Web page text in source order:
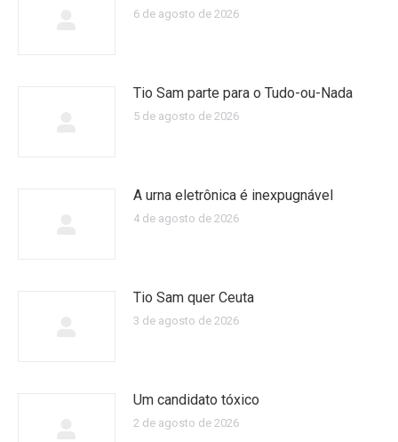
6 de agosto de 2026
Tio Sam parte para o Tudo-ou-Nada
5 de agosto de 2026
A urna eletrônica é inexpugnável
4 de agosto de 2026
Tio Sam quer Ceuta
3 de agosto de 2026
Um candidato tóxico
2 de agosto de 2026